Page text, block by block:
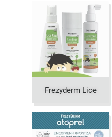
Frezyderm Lice